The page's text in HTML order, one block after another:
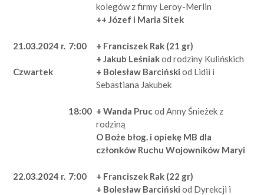
kolegów z firmy Leroy-Merlin
++ Józef i Maria Sitek
21.03.2024 r.
Czwartek
7:00
+ Franciszek Rak (21 gr)
+ Jakub Leśniakod rodziny Kulińskich
+ Bolesław Barciński od Lidii i
Sebastiana Jakubek
18:00 + Wanda Prucod Anny Śnieżek z
rodziną
O Boże błog. i opiekę MB dla
członków Ruchu Wojowników Maryi
22.03.2024 r. 7:00
+ Franciszek Rak (22 gr)
+ Bolesław Barciński od Dyrekcji i